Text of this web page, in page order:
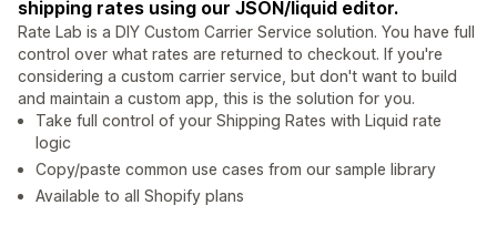
shipping rates using our JSON/liquid editor.
Rate Lab is a DIY Custom Carrier Service solution. You have full
control over what rates are returned to checkout. If you're
considering a custom carrier service, but don't want to build
and maintain a custom app, this is the solution for you.
Take full control of your Shipping Rates with Liquid rate
logic
Copy/paste common use cases from our sample library
Available to all Shopify plans